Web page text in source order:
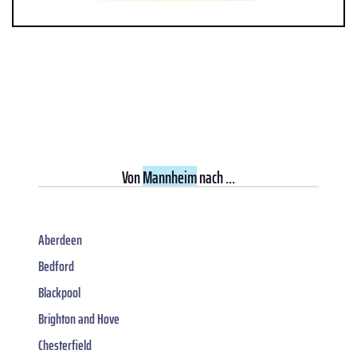
VonMannheimnach ...
Aberdeen
Bedford
Blackpool
Brighton and Hove
Chesterfield